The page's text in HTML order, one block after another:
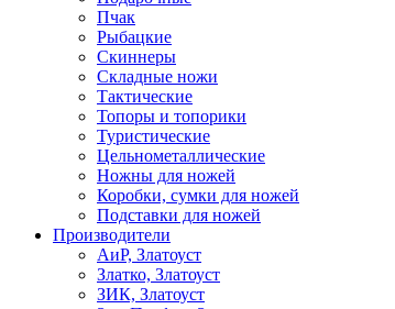
Пчак
Рыбацкие
Скиннеры
Складные ножи
Тактические
Топоры и топорики
Туристические
Цельнометаллические
Ножны для ножей
Коробки, сумки для ножей
Подставки для ножей
Производители
АиР, Златоуст
Златко, Златоуст
ЗИК, Златоуст